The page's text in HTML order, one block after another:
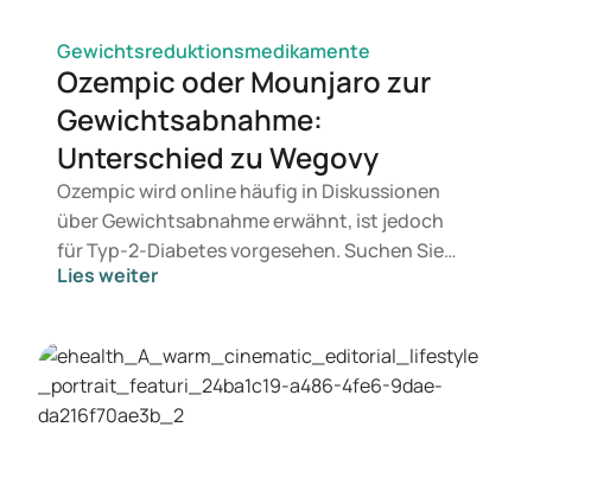
Gewichtsreduktionsmedikamente
Ozempic oder Mounjaro zur
Gewichtsabnahme:
Unterschied zu Wegovy
Ozempic wird online häufig in Diskussionen
über Gewichtsabnahme erwähnt, ist jedoch
für Typ-2-Diabetes vorgesehen. Suchen Sie
eine Behandlung zur Gewichtskontrolle,
entscheidet ein Arzt auf Basis Ihrer
Gesundheit, Ihres BMI und Ihres
Medikamentengebrauchs.
Lies weiter